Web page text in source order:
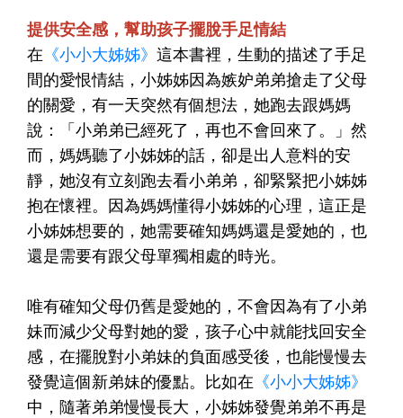
提供安全感，幫助孩子擺脫手足情結
在 《小小大姊姊》 這本書裡，生動的描述了手足
間的愛恨情結，小姊姊因為嫉妒弟弟搶走了父母
的關愛，有一天突然有個想法，她跑去跟媽媽
說：「小弟弟已經死了，再也不會回來了。」然
而，媽媽聽了小姊姊的話，卻是出人意料的安
靜，她沒有立刻跑去看小弟弟，卻緊緊把小姊姊
抱在懷裡。因為媽媽懂得小姊姊的心理，這正是
小姊姊想要的，她需要確知媽媽還是愛她的，也
還是需要有跟父母單獨相處的時光。
唯有確知父母仍舊是愛她的，不會因為有了小弟
妹而減少父母對她的愛，孩子心中就能找回安全
感，在擺脫對小弟妹的負面感受後，也能慢慢去
發覺這個新弟妹的優點。比如在 《小小大姊姊》
中，隨著弟弟慢慢長大，小姊姊發覺弟弟不再是